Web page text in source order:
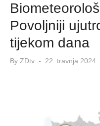
Povoljniji
tijekom dana
By ZDtv
Posted
22. travnja 2024.